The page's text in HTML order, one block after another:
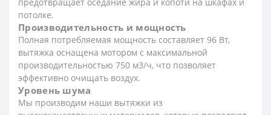
потолке.
Производительность и мощность
Полная потребляемая мощность составляет 96 Вт,
вытяжка оснащена мотором с максимальной
производительностью 750 м3/ч, что позволяет
эффективно очищать воздух.
Уровень шума
Мы производим наши вытяжки из